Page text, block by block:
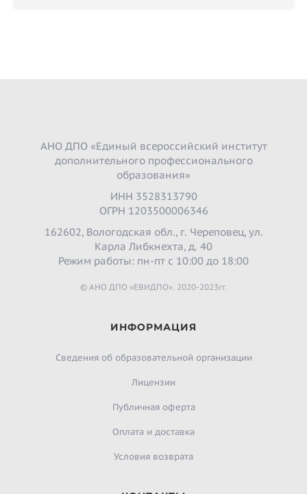
АНО ДПО «Единый всероссийский институт
дополнительного профессионального
образования»
ИНН 3528313790
ОГРН 1203500006346
162602, Вологодская обл., г. Череповец, ул.
Карла Либкнехта, д. 40
Режим работы: пн-пт с 10:00 до 18:00
© АНО ДПО «ЕВИДПО». 2020-2023гг.
ИНФОРМАЦИЯ
Сведения об образовательной организации
Лицензии
Публичная оферта
Оплата и доставка
Условия возврата